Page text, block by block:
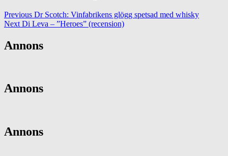
Previous Dr Scotch: Vinfabrikens glögg spetsad med whisky
Next Di Leva – ”Heroes” (recension)
Annons
Annons
Annons